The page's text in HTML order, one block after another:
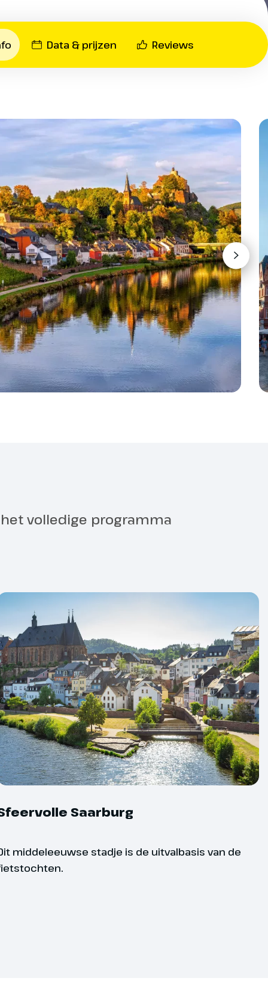
Data & prijzen Reviews
volledige programma
Saarburg
middeleeuwse stadje is de uitvalbasis van de
of € 5 per dag (garage)
en kaart (Nederlandstalig)
27,50 per boeking
per boeking
aard
€ 65 logies en ontbijt per persoon
voor je fietsvakantie? Op veel van
Je huurfiets staat dan voor je klaar
de receptie ontvang je je sleutels. Je
hybride bike of een e-bike.
Dan is het natuurlijk niet handig steeds je
Die nemen we je dan ook graag uit
bagageservice. Doorgaans wordt je
kan er een krasje, deukje of andere
bagage ontstaan. Hiervoor zijn wij niet
schade kun je een claim indienen bij je reis-
kwetsbaarder. Het is daarom
een helm te dragen.